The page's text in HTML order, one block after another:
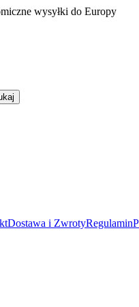
wysyłki do Europy
Dostawa i ZwrotyRegulamin